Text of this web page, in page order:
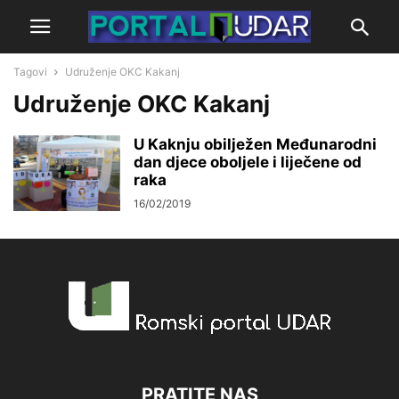
Tagovi Udruženje OKC Kakanj
Udruženje OKC Kakanj
U Kaknju obilježen Međunarodni
dan djece oboljele i liječene od
raka
16/02/2019
PRATITE NAS